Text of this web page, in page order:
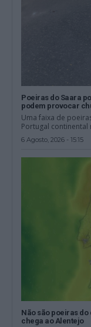
Poeiras do Saara
podem provocar
Uma faixa de
Portugal continental
6 Agosto, 2026 - 15:15
Não são poeiras
chega ao Alentejo